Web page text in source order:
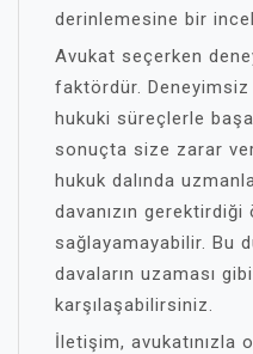
derinlemesine bir
Avukat seçerken
faktördür. Deneyimsiz
hukuki süreçlerle
sonuçta size zarar
hukuk dalında
davanızın
sağlayamayabilir. Bu
davaların uzaması
karşılaşabilirsiniz.
İletişim, avukatınızla